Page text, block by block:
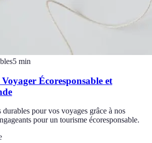
5 min
Écoresponsable et
pour vos voyages grâce à nos
pour un tourisme écoresponsable.